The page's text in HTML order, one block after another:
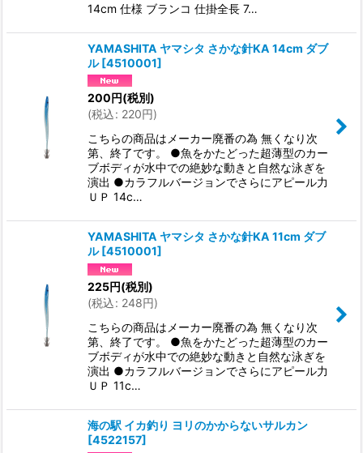
14cm 仕様 ブランコ 仕掛全長 7…
YAMASHITA ヤマシタ さかな針KA 14cm ダブ
ル [4510001]
200 円(税別)
(税込: 220円)
こちらの商品はメーカー廃番の為 無くなり次
第、終了です。 ●魚をかたどった超薄型のカー
ブボディが水中での絶妙な動きと自然な泳ぎを
演出 ●カラフルバージョンでさらにアピール力
ＵＰ 14c…
YAMASHITA ヤマシタ さかな針KA 11cm ダブ
ル [4510001]
225円(税別)
(税込: 248円)
こちらの商品はメーカー廃番の為 無くなり次
第、終了です。 ●魚をかたどった超薄型のカー
ブボディが水中での絶妙な動きと自然な泳ぎを
演出 ●カラフルバージョンでさらにアピール力
ＵＰ 11c…
海の駅 イカ釣り ヨリのかからないサルカン
[4522157]